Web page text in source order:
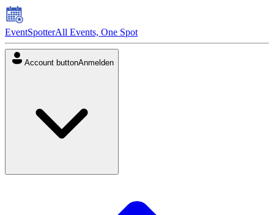
EventSpotterAll Events, One Spot
Account buttonAnmelden